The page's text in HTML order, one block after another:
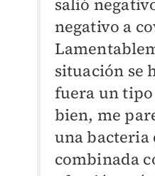
salió
negativo a
situación se
fuera un
bien, me
una bacteria
combinada